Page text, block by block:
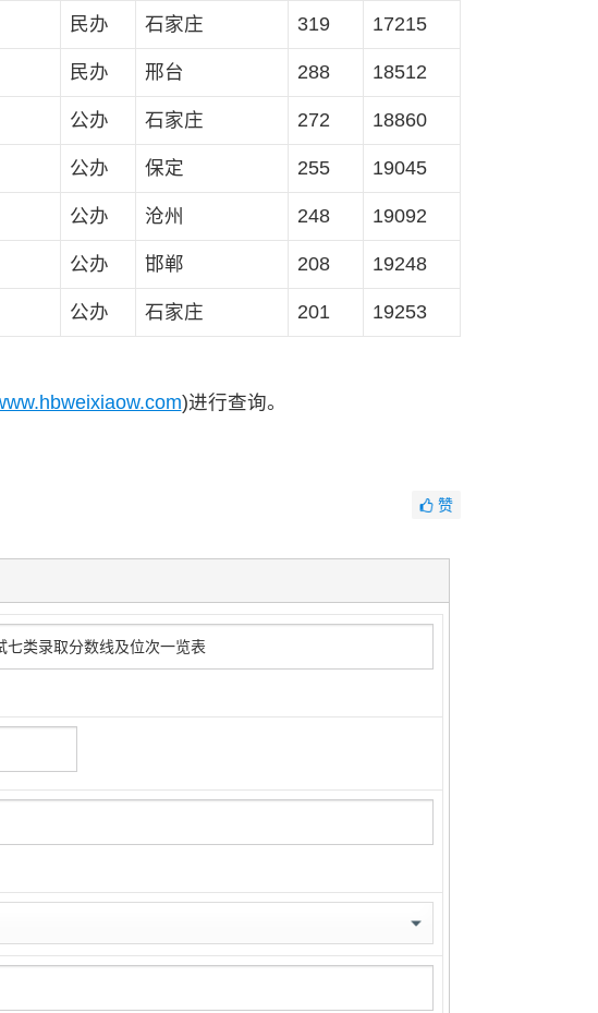
民办 石家庄 319 17215
民办 邢台 288 18512
公办 石家庄 272 18860
公办 保定 255 19045
公办 沧州 248 19092
公办 邯郸 208 19248
公办 石家庄 201 19253
)进行查询。
赞